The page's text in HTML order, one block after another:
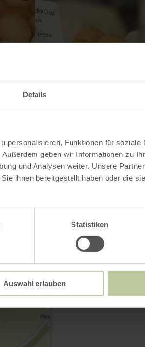
Details
personalisieren, Funktionen für soziale
geben wir Informationen zu
und Analysen weiter. Unsere
ihnen bereitgestellt haben oder die
Statistiken
Auswahl erlauben